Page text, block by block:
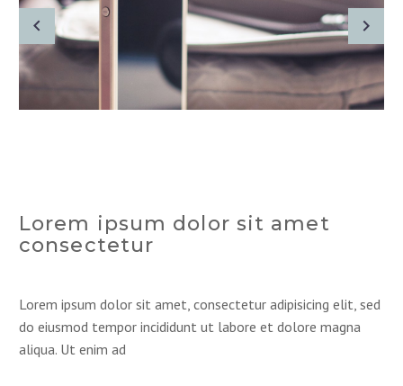
Lorem ipsum dolor sit amet
consectetur
Lorem ipsum dolor sit amet, consectetur adipisicing elit, sed
do eiusmod tempor incididunt ut labore et dolore magna
aliqua. Ut enim ad